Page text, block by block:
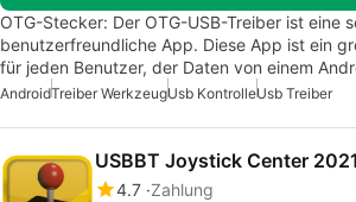
OTG-Stecker: Der OTG-USB-Treiber ist eine
benutzerfreundliche App. Diese App ist ein
für jeden Benutzer, der Daten von einem
AndroidTreiber WerkzeugUsb KontrolleUsb Treiber
USBBT Joystick Center 2021
4.7 Zahlung